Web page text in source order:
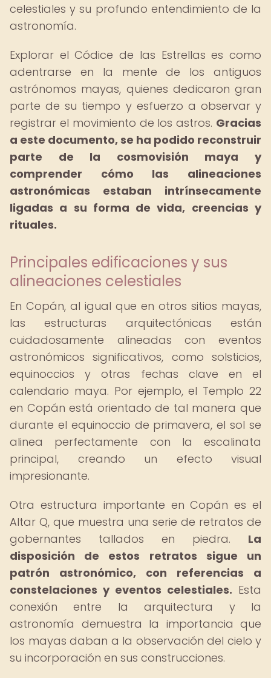
celestiales y su profundo entendimiento de la
astronomía.
Explorar el Códice de las Estrellas es como
adentrarse en la mente de los antiguos
astrónomos mayas, quienes dedicaron gran
parte de su tiempo y esfuerzo a observar y
registrar el movimiento de los astros. Gracias
a este documento, se ha podido reconstruir
parte de la cosmovisión maya y
comprender cómo las alineaciones
astronómicas estaban intrínsecamente
ligadas a su forma de vida, creencias y
rituales.
Principales edificaciones y sus
alineaciones celestiales
En Copán, al igual que en otros sitios mayas,
las estructuras arquitectónicas están
cuidadosamente alineadas con eventos
astronómicos significativos, como solsticios,
equinoccios y otras fechas clave en el
calendario maya. Por ejemplo, el Templo 22
en Copán está orientado de tal manera que
durante el equinoccio de primavera, el sol se
alinea perfectamente con la escalinata
principal, creando un efecto visual
impresionante.
Otra estructura importante en Copán es el
Altar Q, que muestra una serie de retratos de
gobernantes tallados en piedra. La
disposición de estos retratos sigue un
patrón astronómico, con referencias a
constelaciones y eventos celestiales. Esta
conexión entre la arquitectura y la
astronomía demuestra la importancia que
los mayas daban a la observación del cielo y
su incorporación en sus construcciones.